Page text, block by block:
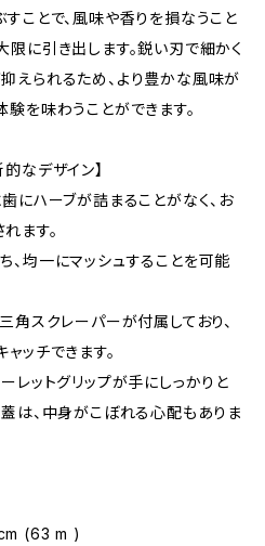
ことで、風味や香りを損なうこと
に引き出します。鋭い刃で細かく
えられるため、より豊かな風味が
を味わうことができます。
なデザイン】
にハーブが詰まることがなく、お
ます。
、均一にマッシュすることを可能
角スクレーパーが付属しており、
ッチできます。
レットグリップが手にしっかりと
は、中身がこぼれる心配もありま
(63 m )